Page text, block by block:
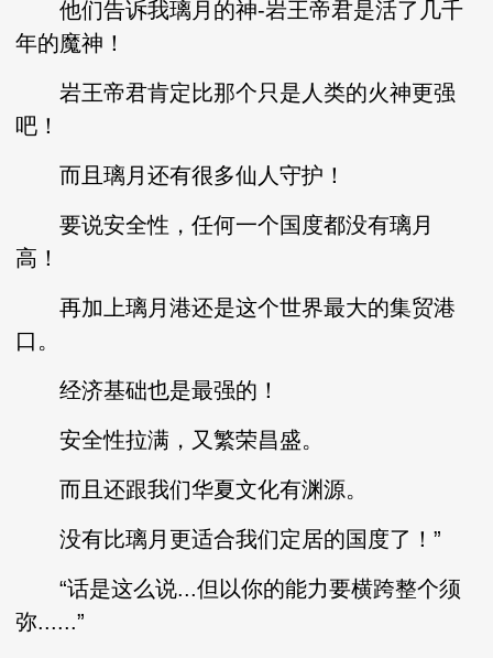
他们告诉我璃月的神-岩王帝君是活了几千
年的魔神！
岩王帝君肯定比那个只是人类的火神更强
吧！
而且璃月还有很多仙人守护！
要说安全性，任何一个国度都没有璃月
高！
再加上璃月港还是这个世界最大的集贸港
口。
经济基础也是最强的！
安全性拉满，又繁荣昌盛。
而且还跟我们华夏文化有渊源。
没有比璃月更适合我们定居的国度了！”
“话是这么说...但以你的能力要横跨整个须
弥......”